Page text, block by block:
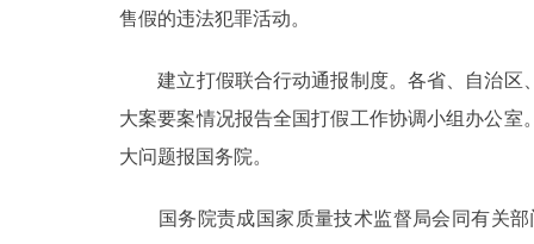
售假的违法犯罪活动。
建立打假联合行动通报制度。各省、自治区
大案要案情况报告全国打假工作协调小组办公
大问题报国务院。
国务院责成国家质量技术监督局会同有关部